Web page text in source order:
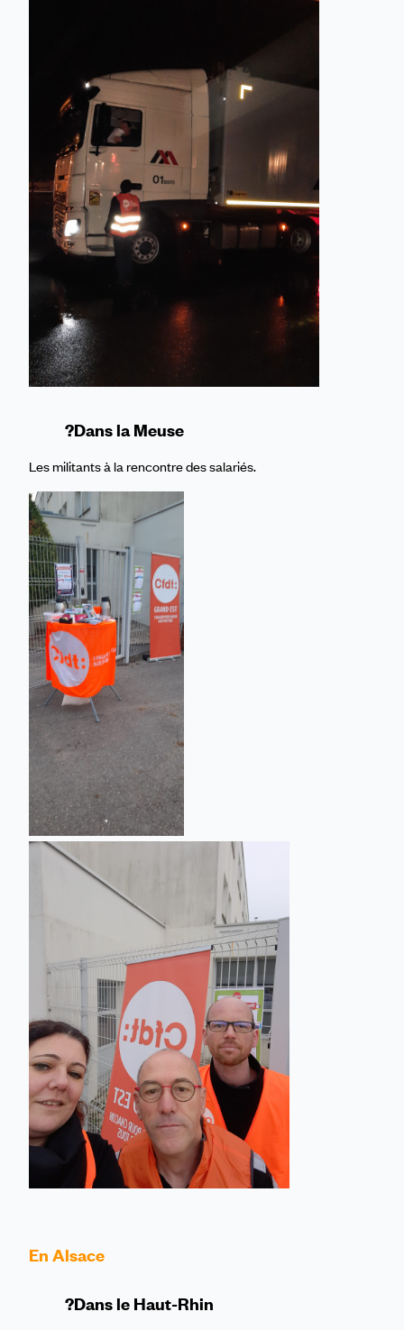
?Dans la Meuse
Les militants à la rencontre des salariés.
En Alsace
?Dans le Haut-Rhin